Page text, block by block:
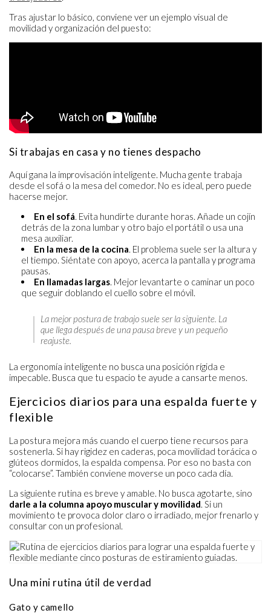
Tras ajustar lo básico, conviene ver un ejemplo visual de
movilidad y organización del puesto:
Si trabajas en casa y no tienes despacho
Aquí gana la improvisación inteligente. Mucha gente trabaja
desde el sofá o la mesa del comedor. No es ideal, pero puede
hacerse mejor.
En el sofá. Evita hundirte durante horas. Añade un cojín
detrás de la zona lumbar y otro bajo el portátil o usa una
mesa auxiliar.
En la mesa de la cocina. El problema suele ser la altura y
el tiempo. Siéntate con apoyo, acerca la pantalla y programa
pausas.
En llamadas largas. Mejor levantarte o caminar un poco
que seguir doblando el cuello sobre el móvil.
La mejor postura de trabajo suele ser la siguiente. La
que llega después de una pausa breve y un pequeño
reajuste.
La ergonomía inteligente no busca una posición rígida e
impecable. Busca que tu espacio te ayude a cansarte menos.
Ejercicios diarios para una espalda fuerte y
flexible
La postura mejora más cuando el cuerpo tiene recursos para
sostenerla. Si hay rigidez en caderas, poca movilidad torácica o
glúteos dormidos, la espalda compensa. Por eso no basta con
“colocarse”. También conviene moverse un poco cada día.
La siguiente rutina es breve y amable. No busca agotarte, sino
darle a la columna apoyo muscular y movilidad. Si un
movimiento te provoca dolor claro o irradiado, mejor frenarlo y
consultar con un profesional.
Una mini rutina útil de verdad
Gato y camello